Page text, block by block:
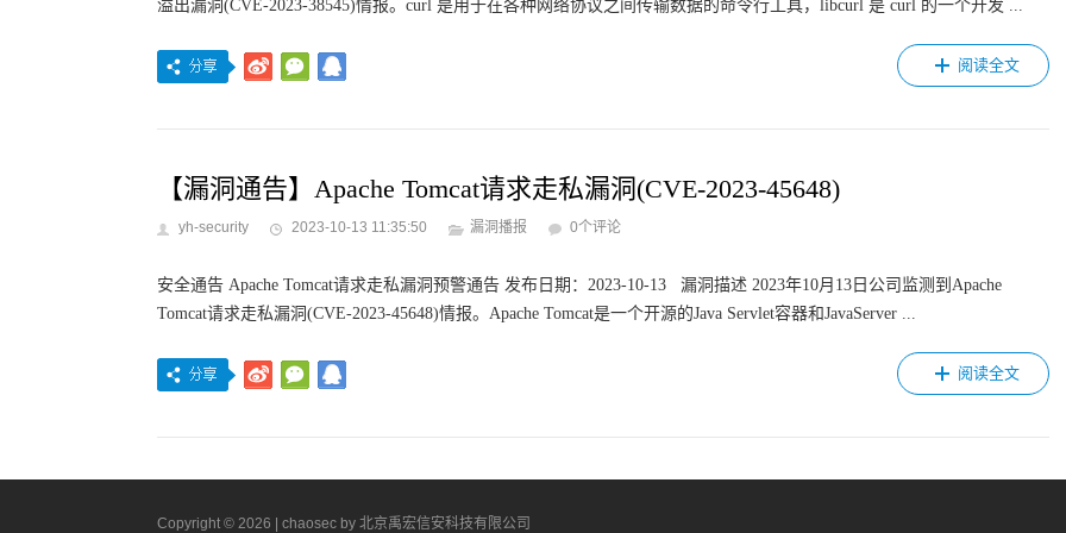
溢出漏洞(CVE-2023-38545)情报。curl 是用于在各种网络协议之间传输数据的命令行工具，libcurl 是 curl 的一个开发 ...
阅读全文
【漏洞通告】Apache Tomcat请求走私漏洞(CVE-2023-45648)
yh-security 2023-10-13 11:35:50 漏洞播报 0个评论
安全通告 Apache Tomcat请求走私漏洞预警通告 发布日期：2023-10-13 漏洞描述 2023年10月13日公司监测到Apache
Tomcat请求走私漏洞(CVE-2023-45648)情报。Apache Tomcat是一个开源的Java Servlet容器和JavaServer ...
阅读全文
Copyright © 2026 | chaosec by 北京禹宏信安科技有限公司